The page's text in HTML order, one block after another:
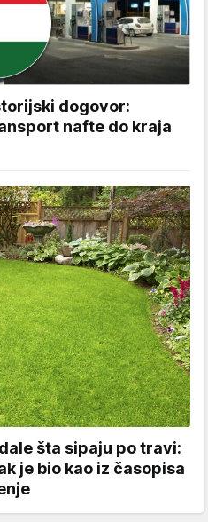
dogovor:
nafte do kraja
šta sipaju po travi:
je bio kao iz časopisa